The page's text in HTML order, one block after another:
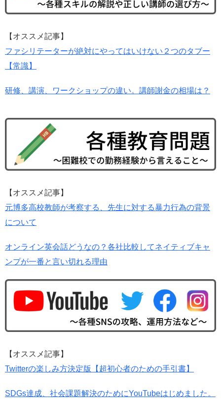
【オススメ記事】
ファシリテーターが絶対にやってはいけない２つのタブー
【常識】
研修、講演、ワークショップの違い。講師謝金の相場は？
【オススメ記事】
元博多高校教師が考察する、先生に対する暴力行為の背景
について
オンライン英会話どうなの？各社比較してネイティブキャ
ンプが一番と言い切れる理由
【オススメ記事】
Twitterの楽しみ方決定版【超初心者のための手引書】
SDGs達成、社会課題解決のためにYouTubeはじめました。